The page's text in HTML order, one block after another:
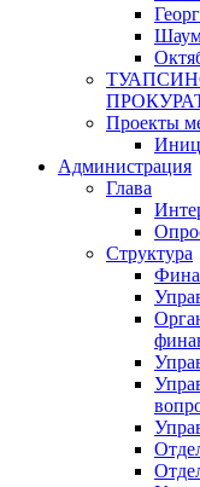
Проекты
Администрация
Глава
Структура